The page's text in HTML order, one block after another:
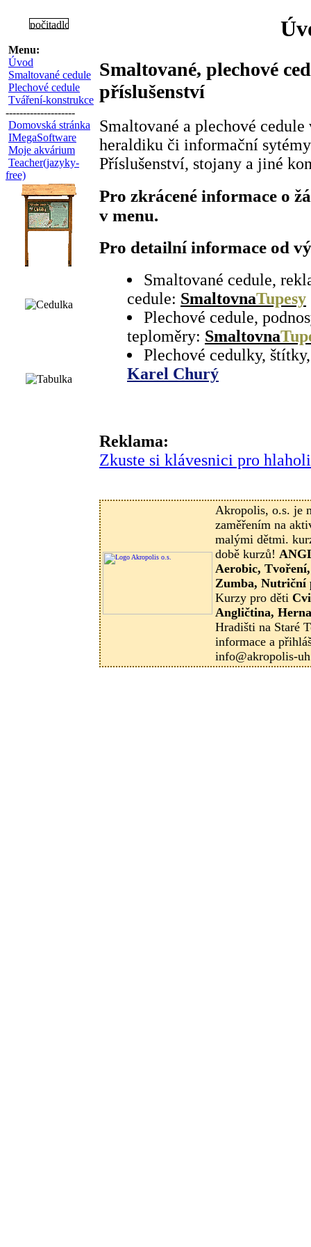
Menu:
Úvod
Smaltované cedule
Plechové cedule
Tváření-konstrukce
--------------------
Domovská stránka
IMegaSoftware
Moje akvárium
Teacher(jazyky-
free)
Smaltované, plechové
příslušenství
Smaltované a plechové
heraldiku či informační
Příslušenství, stojany a jiné
Pro zkrácené informace o
v menu.
Pro detailní informace od
Smaltované cedule,
cedule: SmaltovnaTupesy
Plechové cedule,
teploměry: Smaltovna
Plechové cedulky,
Karel Churý
Reklama:
Zkuste si klávesnici pro
Akropolis, o.s. je
zaměřením na
malými dětmi.
době kurzů!
Aerobic,
Zumba, Nutriční
Kurzy pro děti
Angličtina,
Hradišti na Staré
informace a
info@akropolis-